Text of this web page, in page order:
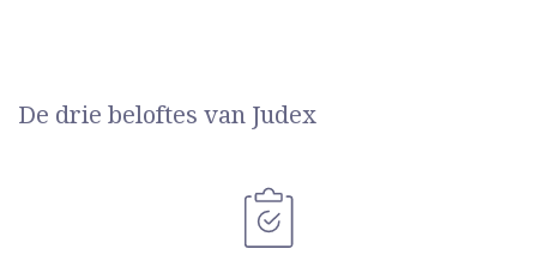
De drie beloftes van Judex